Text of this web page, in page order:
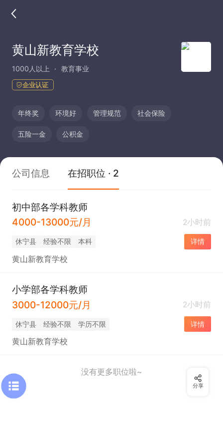
黄山新教育学校
1000人以上 教育事业
企业认证
年终奖 环境好 管理规范 社会保险
五险一金 公积金
公司信息 在招职位 · 2
初中部各学科教师
4000-13000元/月
2小时前
休宁县 经验不限 本科 详情
黄山新教育学校
小学部各学科教师
3000-12000元/月
2小时前
休宁县 经验不限 学历不限 详情
黄山新教育学校
没有更多职位啦~
分享